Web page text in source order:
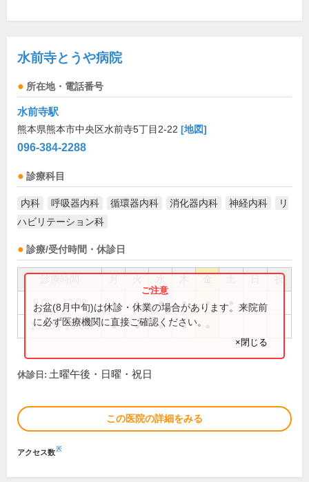
水前寺とうや病院
所在地・電話番号
水前寺駅
熊本県熊本市中央区水前寺5丁目2-22 [地図]
096-384-2288
診療科目
内科 呼吸器内科 循環器内科 消化器内科 神経内科
リ
ハビリテーション科
診療/受付時間・休診日
祝
9:00～12:00 ● ● ● ● ●
13:30～18:00 ● ● ● ●
お盆(8月中旬)は休診・休業の場合があります。来院前
に必ず医療機関に直接ご確認ください。
×閉じる
休診日: 土曜午後・日曜・祝日
この医院の詳細をみる
アクセス数※